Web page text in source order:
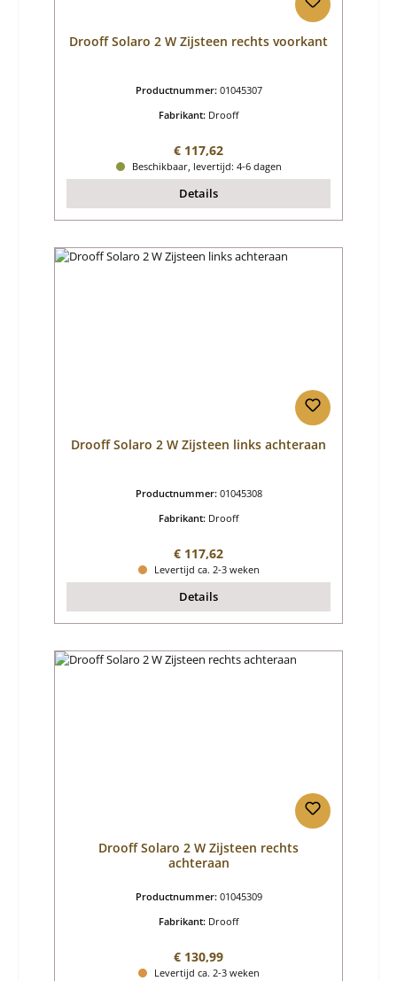
Drooff Solaro 2 W Zijsteen rechts voorkant
Productnummer: 01045307
Fabrikant: Drooff
Normale prijs:
€ 117,62
Beschikbaar, levertijd: 4-6 dagen
Details
Drooff Solaro 2 W Zijsteen links achteraan
Productnummer: 01045308
Fabrikant: Drooff
Normale prijs:
€ 117,62
Levertijd ca. 2-3 weken
Details
Drooff Solaro 2 W Zijsteen rechts
achteraan
Productnummer: 01045309
Fabrikant: Drooff
Normale prijs:
€ 130,99
Levertijd ca. 2-3 weken